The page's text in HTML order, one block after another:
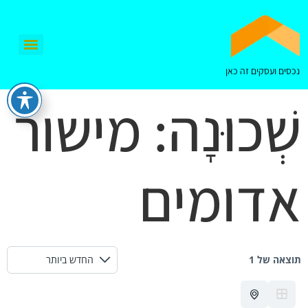
נכסים ועסקים זה כאן
שְׁכוּנָה: מישור
אדומים
תוצאה של 1